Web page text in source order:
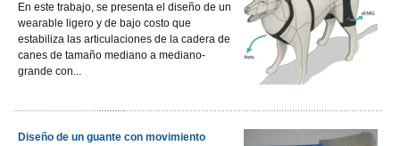
En este trabajo, se presenta el diseño de un
wearable ligero y de bajo costo que
estabiliza las articulaciones de la cadera de
canes de tamaño mediano a mediano-
grande con...
Diseño de un guante con movimiento